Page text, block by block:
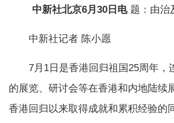
中新社北京6月30日电题：由治
中新社记者 陈小愿
7月1日是香港回归祖国25周年，
的展览、研讨会等在香港和内地陆续
香港回归以来取得成就和累积经验的